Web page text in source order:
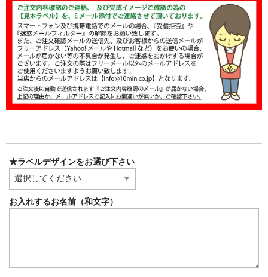
★ラベルデザインをお選び下さい
お入れするお名前（和文字）